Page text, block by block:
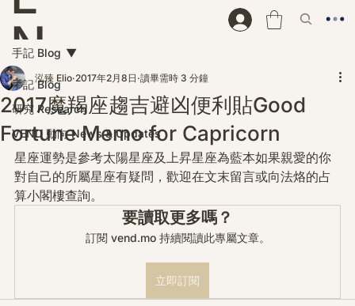
N
D
手記 Blog
研究 Research
VEND 動向 News & Updates
手記 Blog
2017魔羯座趨吉避凶便利貼Good
Fortune Memo for Capricorn
泓臻 Elio 2017年2月8日 讀畢需時 3 分鐘
星座運勢是參考太陽星座及上昇星座為藍本如果親愛的你
對自己的所屬星座有疑問，歡迎在文末留言或向法烙的占
算小閣樓查詢。
要讀取更多嗎？
訂閱 vend.mo 持續閱讀此專屬文章。
立即訂閱